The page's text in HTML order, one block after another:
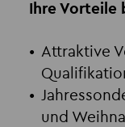
Ihre Vorteile
Attraktive
und